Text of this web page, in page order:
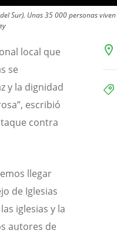
Sur). Unas 35 000 personas
local que
se
y la dignidad
escribió
contra
llegar
de Iglesias
iglesias y la
autores de